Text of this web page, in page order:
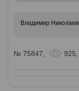
Владимир
№ 75847, 925,